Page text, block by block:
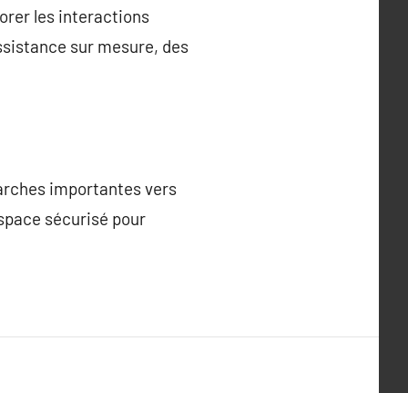
les interactions
sur mesure, des
importantes vers
sécurisé pour